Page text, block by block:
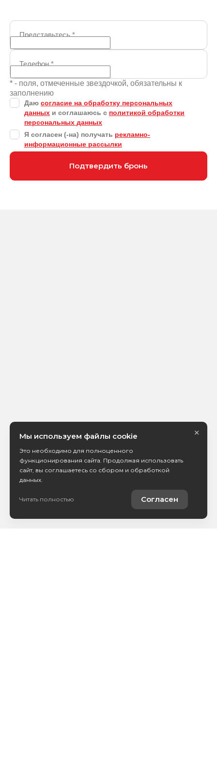
Представьтесь*
Телефон*
* - поля, отмеченные звездочкой, обязательны к
заполнению
Даю согласие на обработку персональных
данных и соглашаюсь с политикой обработки
персональных данных
Я согласен (-на) получать рекламно-
информационные рассылки
Подтвердить бронь
Мы используем файлы cookie
Это необходимо для полноценного
функционирования сайта. Продолжая использовать
сайт, вы соглашаетесь со сбором и обработкой
данных.
Читать полностью Согласен
×